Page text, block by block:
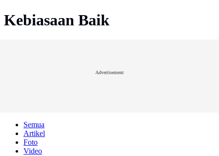
Kebiasaan Baik
Advertisement
Semua
Artikel
Foto
Video